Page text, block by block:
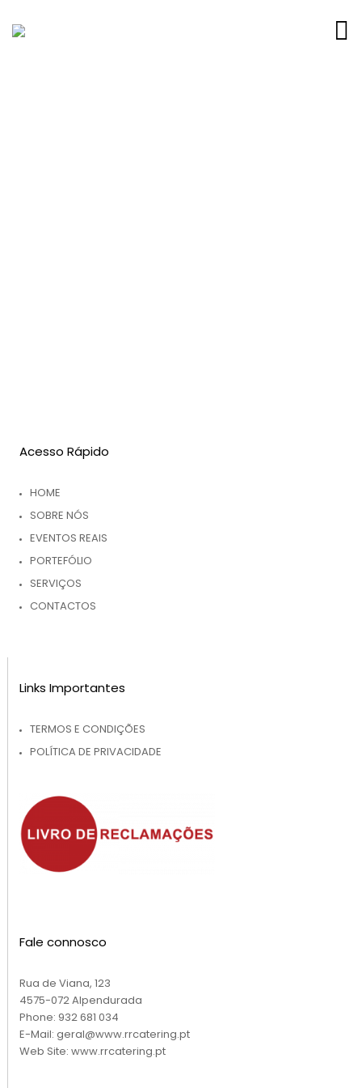
Acesso Rápido
HOME
SOBRE NÓS
EVENTOS REAIS
PORTEFÓLIO
SERVIÇOS
CONTACTOS
Links Importantes
TERMOS E CONDIÇÕES
POLÍTICA DE PRIVACIDADE
Fale connosco
Rua de Viana, 123
4575-072 Alpendurada
Phone: 932 681 034
E-Mail: geral@www.rrcatering.pt
Web Site: www.rrcatering.pt